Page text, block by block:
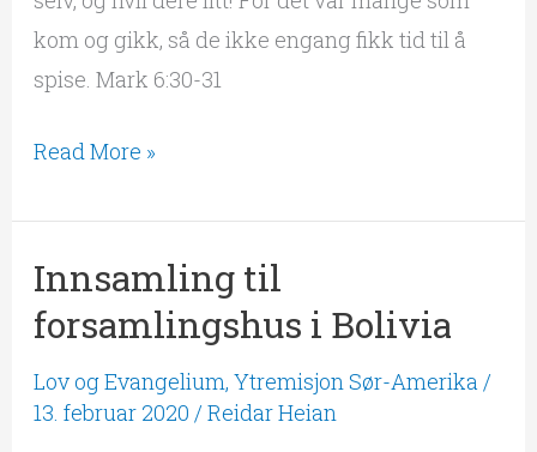
kom og gikk, så de ikke engang fikk tid til å
spise. Mark 6:30-31
Read More »
Innsamling til
forsamlingshus i Bolivia
Lov og Evangelium, Ytremisjon Sør-Amerika/
13. februar 2020 /Reidar Heian
Innsamling
til
i
Bolivia